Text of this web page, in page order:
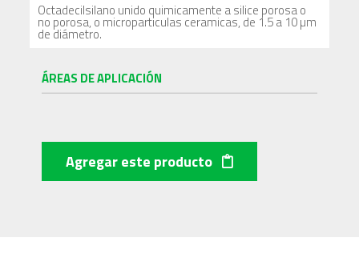
Octadecilsilano unido quimicamente a silice porosa o
no porosa, o microparticulas ceramicas, de 1.5 a 10 µm
de diámetro.
ÁREAS DE APLICACIÓN
Agregar este producto